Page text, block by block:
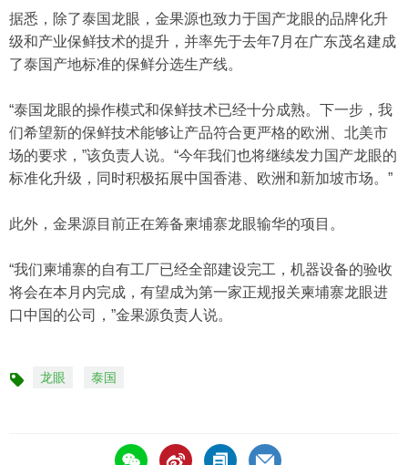
据悉，除了泰国龙眼，金果源也致力于国产龙眼的品牌化升
级和产业保鲜技术的提升，并率先于去年7月在广东茂名建成
了泰国产地标准的保鲜分选生产线。
“泰国龙眼的操作模式和保鲜技术已经十分成熟。下一步，我
们希望新的保鲜技术能够让产品符合更严格的欧洲、北美市
场的要求，”该负责人说。“今年我们也将继续发力国产龙眼的
标准化升级，同时积极拓展中国香港、欧洲和新加坡市场。”
此外，金果源目前正在筹备柬埔寨龙眼输华的项目。
“我们柬埔寨的自有工厂已经全部建设完工，机器设备的验收
将会在本月内完成，有望成为第一家正规报关柬埔寨龙眼进
口中国的公司，”金果源负责人说。
标 龙眼 泰国